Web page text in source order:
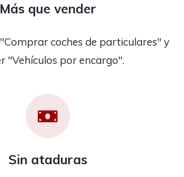
Más que vender
coches de particulares" y
"Vehículos por encargo".
Sin ataduras